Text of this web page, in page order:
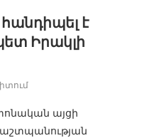
է
Իրակլի
այցի